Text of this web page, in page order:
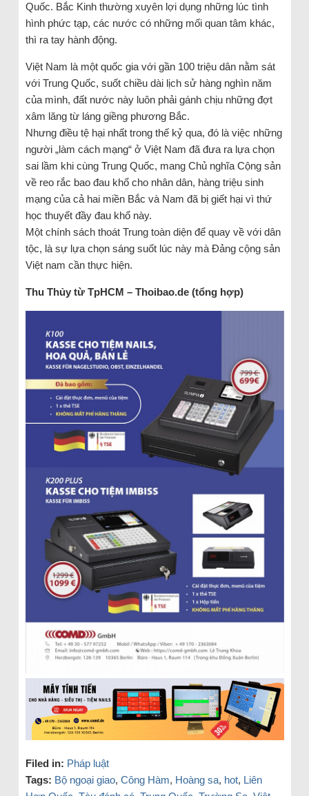
Quốc. Bắc Kinh thường xuyên lợi dụng những lúc tình
hình phức tạp, các nước có những mối quan tâm khác,
thì ra tay hành động.
Việt Nam là một quốc gia với gần 100 triệu dân nằm sát
với Trung Quốc, suốt chiều dài lịch sử hàng nghìn năm
của mình, đất nước này luôn phải gánh chịu những đợt
xâm lăng từ láng giềng phương Bắc.
Nhưng điều tệ hại nhất trong thế kỷ qua, đó là việc những
người „làm cách mạng“ ở Việt Nam đã đưa ra lựa chọn
sai lầm khi cùng Trung Quốc, mang Chủ nghĩa Cộng sản
về reo rắc bao đau khổ cho nhân dân, hàng triệu sinh
mạng của cả hai miền Bắc và Nam đã bị giết hại vì thứ
học thuyết đầy đau khổ này.
Một chính sách thoát Trung toàn diện để quay về với dân
tộc, là sự lựa chọn sáng suốt lúc này mà Đảng cộng sản
Việt nam cần thực hiện.
Thu Thủy từ TpHCM – Thoibao.de (tổng hợp)
Filed in: Pháp luật
Tags: Bộ ngoại giao, Công Hàm, Hoàng sa, hot, Liên